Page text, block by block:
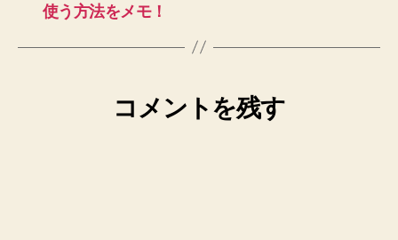
使う方法をメモ！
コメントを残す